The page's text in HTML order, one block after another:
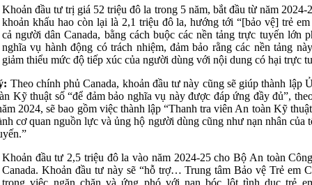
Khoản đầu tư trị giá 52 triệu đô la trong 5 năm, bắt đầu từ năm 2024-
khoản khấu hao còn lại là 2,1 triệu đô la, hướng tới “[bảo vệ] trẻ
cả người dân Canada, bằng cách buộc các nền tảng trực tuyến lớn
nghĩa vụ hành động có trách nhiệm, đảm bảo rằng các nền tảng
giảm thiểu mức độ tiếp xúc của người dùng với nội dung có hại trực
Theo chính phủ Canada, khoản đầu tư này cũng sẽ giúp thành lập
Kỹ thuật số “để đảm bảo nghĩa vụ này được đáp ứng đầy đủ”,
2024, sẽ bao gồm việc thành lập “Thanh tra viên An toàn Kỹ
cơ quan nguồn lực và ủng hộ người dùng cũng như nạn nhân của
Khoản đầu tư 2,5 triệu đô la vào năm 2024-25 cho Bộ An toàn
Canada. Khoản đầu tư này sẽ “hỗ trợ… Trung tâm Bảo vệ Trẻ em
trong việc ngăn chặn và ứng phó với nạn bóc lột tình dục trẻ